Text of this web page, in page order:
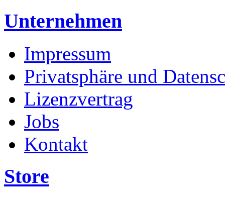
Unternehmen
Impressum
Privatsphäre und
Lizenzvertrag
Jobs
Kontakt
Store